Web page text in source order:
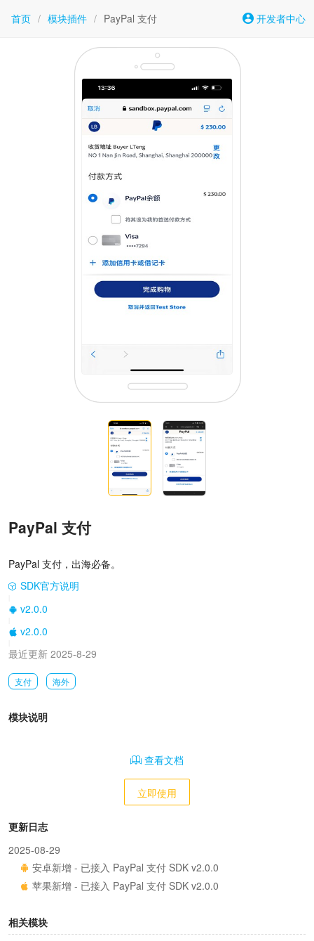
首页 / 模块插件 / PayPal 支付 开发者中心
PayPal 支付
PayPal 支付，出海必备。
SDK官方说明
v2.0.0
v2.0.0
最近更新 2025-8-29
支付 海外
模块说明
查看文档
立即使用
更新日志
2025-08-29
安卓新增 - 已接入 PayPal 支付 SDK v2.0.0
苹果新增 - 已接入 PayPal 支付 SDK v2.0.0
相关模块